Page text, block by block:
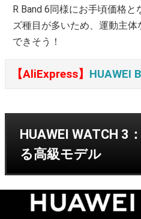
R Band 6同様にお手頃価格
ズ種目が多いため、運動主
できそう！
【AliExpress】 HUAWEI
HUAWEI WATCH 3
る高級モデル